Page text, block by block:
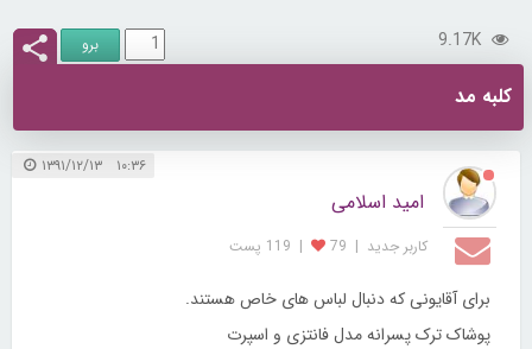
9.17K
کلبه مد
۱۰:۳۶ ۱۳۹۱/۱۲/۱۳
امید اسلامی
کاربر جديد |
79
| 119 پست
برای آقایونی که دنبال لباس های خاص هستند.
پوشاک ترک پسرانه مدل فانتزی و اسپرت